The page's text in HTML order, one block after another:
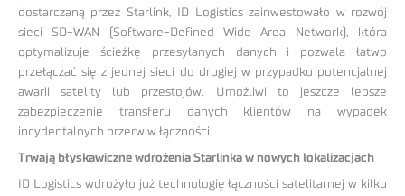
dostarczaną przez Starlink, ID Logistics zainwestowało w rozwój
sieci SD-WAN (Software-Defined Wide Area Network), która
optymalizuje ścieżkę przesyłanych danych i pozwala łatwo
przełączać się z jednej sieci do drugiej w przypadku potencjalnej
awarii satelity lub przestojów. Umożliwi to jeszcze lepsze
zabezpieczenie transferu danych klientów na wypadek
incydentalnych przerw w łączności.
Trwają błyskawiczne wdrożenia Starlinka w nowych lokalizacjach
ID Logistics wdrożyło już technologię łączności satelitarnej w kilku